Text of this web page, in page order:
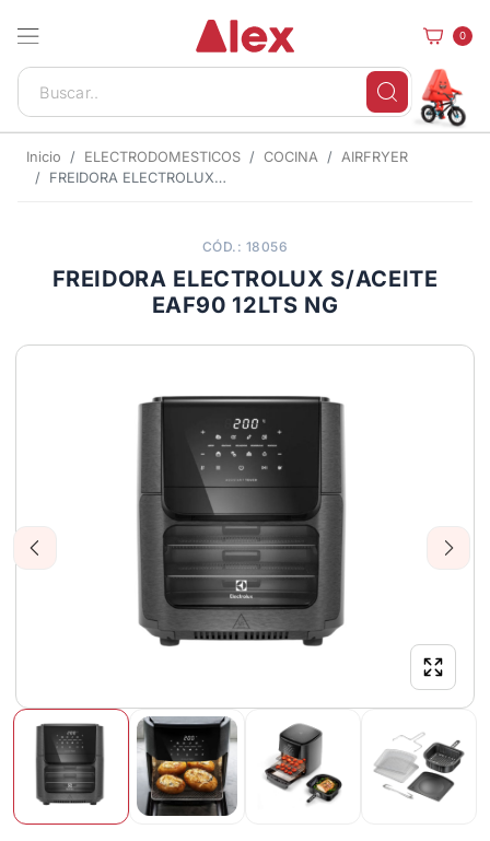
0
Inicio ELECTRODOMESTICOS COCINA
AIRFRYER
FREIDORA ELECTROLUX S/ACEITE EAF90 12LTS NG
CÓD.: 18056
FREIDORA ELECTROLUX S/ACEITE
EAF90 12LTS NG
Previous Next